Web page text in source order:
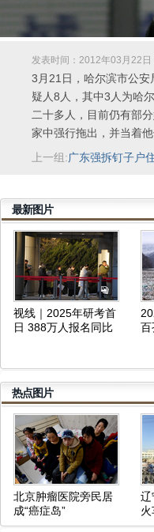
发表时间：2012年03月22
3月21日，哈尔滨市公安
疑人8人，其中3人为哈
二十多人，目前仍有部
家中强行拖出，并当着
上一组:广东强拆钉子户
最新图片
视线｜2025年研考首
日 388万人报名同比
百
热点图片
北京肿瘤医院旁民居
成“癌症岛”
辽
中